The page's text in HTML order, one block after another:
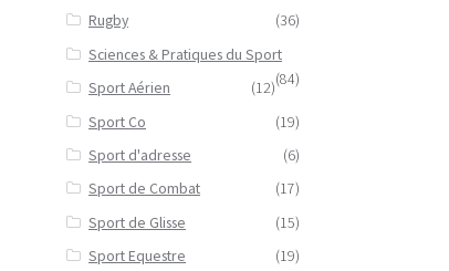
Rugby
(36)
Sciences & Pratiques du Sport
(84)
Sport Aérien
(12)
Sport Co
(19)
Sport d'adresse
(6)
Sport de Combat
(17)
Sport de Glisse
(15)
Sport Equestre
(19)